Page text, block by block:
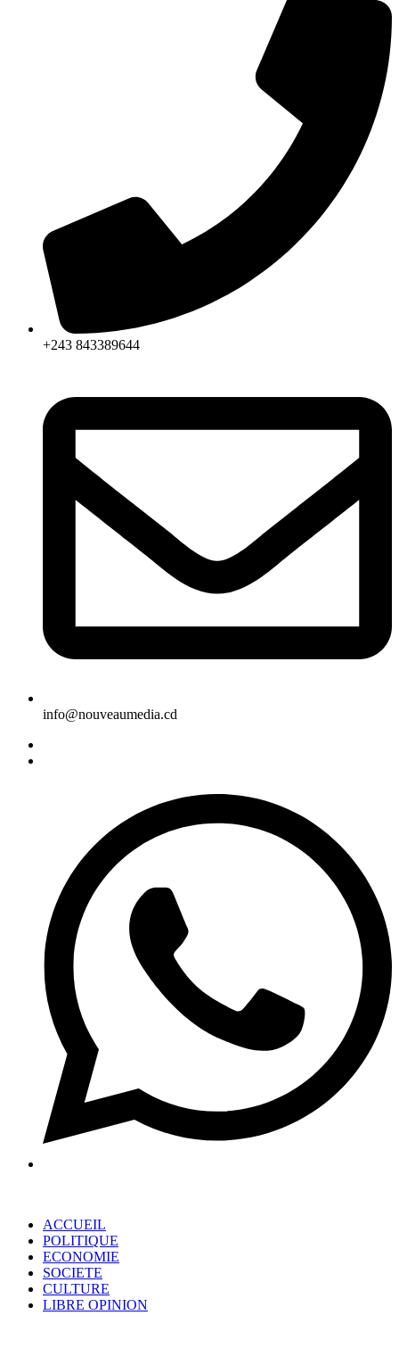
+243 843389644
info@nouveaumedia.cd
ACCUEIL
POLITIQUE
ECONOMIE
SOCIETE
CULTURE
LIBRE OPINION